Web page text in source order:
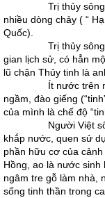
Trị thủy sông
nhiều dòng chảy ( “
Quốc).
Trị thủy sông
gian lịch sử, có hẳn
lũ chặn Thủy tinh là
Ít nước trên mặt,
ngầm, đào giếng
của mình là chế độ
Người Việt sống ở
khắp nước, quen sử
phần hữu cơ của
Hồng, ao là nước
ngâm tre gỗ làm
sống tinh thần trong